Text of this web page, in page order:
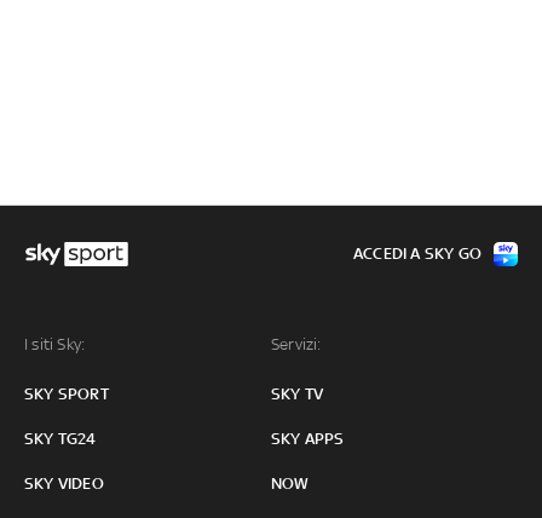
I siti Sky:
SKY SPORT
SKY TG24
SKY VIDEO
Servizi:
SKY TV
SKY APPS
NOW
ACCEDI A SKY GO